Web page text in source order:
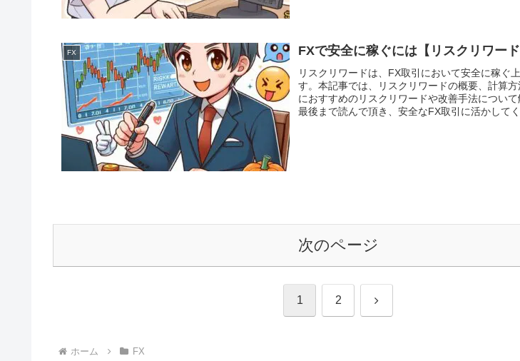
FX FXで安全に稼ぐには【リスクリワー
リスクリワードは、FX取引において安全に稼ぐ
す。本記事では、リスクリワードの概要、計算
におすすめのリスクリワードや改善手法について
最後まで読んで頂き、安全なFX取引に活かしてく
次のページ
1 2 次
ホーム FX